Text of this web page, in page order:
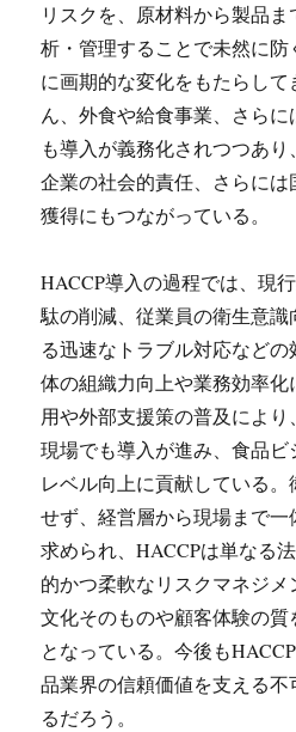
リスクを、原材料から製品
析・管理することで未然に防
に画期的な変化をもたらし
ん、外食や給食事業、さら
も導入が義務化されつつあ
企業の社会的責任、さらに
獲得にもつながっている。
HACCP導入の過程では、現
駄の削減、従業員の衛生意識
る迅速なトラブル対応など
体の組織力向上や業務効率
用や外部支援策の普及によ
現場でも導入が進み、食品
レベル向上に貢献している
せず、経営層から現場まで
求められ、HACCPは単なる
的かつ柔軟なリスクマネジ
文化そのものや顧客体験の
となっている。今後も
品業界の信頼価値を支える
るだろう。